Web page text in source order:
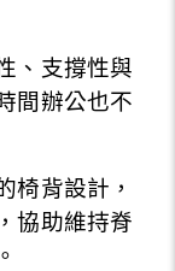
、支撐性與
間辦公也不
椅背設計，
協助維持脊